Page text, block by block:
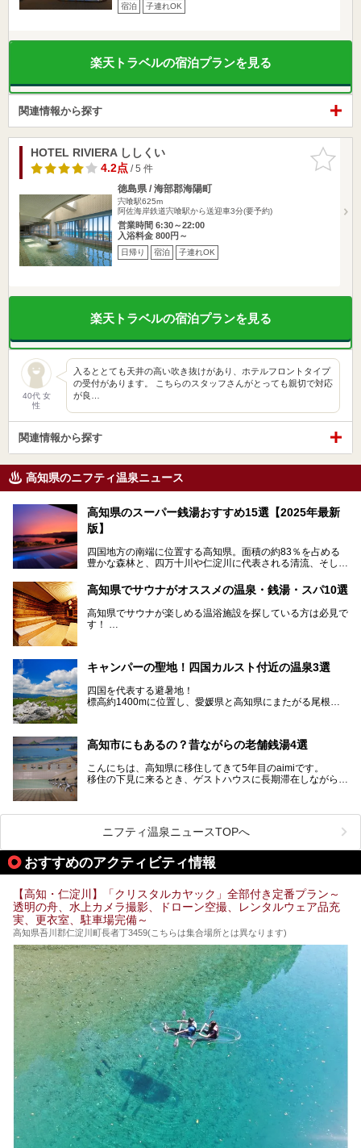
宿泊 子連れOK
楽天トラベルの宿泊プランを見る
関連情報から探す
お気に入
りに追加
HOTEL RIVIERA ししくい
4.2点/ 5 件
徳島県 / 海部郡海陽町
宍喰駅625m
阿佐海岸鉄道宍喰駅から送迎車3分(要予約)
営業時間 6:30～22:00
入浴料金 800円～
日帰り 宿泊 子連れOK
楽天トラベルの宿泊プランを見る
40代 女
性
入るととても天井の高い吹き抜けがあり、ホテルフロントタイプ
の受付があります。 こちらのスタッフさんがとっても親切で対応
が良…
関連情報から探す
高知県のニフティ温泉ニュース
高知県のスーパー銭湯おすすめ15選【2025年最新
版】
四国地方の南端に位置する高知県。面積の約83％を占める
豊かな森林と、四万十川や仁淀川に代表される清流、そして
魅力がぎゅっと詰まった県です。
高知県はまた、カツオのたたきをはじめとする海産物や清流
で育つ川魚、大皿にごちそうがどっさり盛られた皿鉢料理、
柚子などの柑橘類、地酒といったグルメが充実していること
でも知られます。ここでは、温泉とあわせて自然の景観やグ
高知県でサウナがオススメの温泉・銭湯・スパ10選
高知県でサウナが楽しめる温浴施設を探している方は必見で
す！
ぜひこれを読んで高知のサウナ探しの参考してくださいね！
キャンパーの聖地！四国カルスト付近の温泉3選
四国を代表する避暑地！
標高約1400mに位置し、愛媛県と高知県にまたがる尾根沿
が見れる場所。
帰り温泉（お風呂）がありません。
中でもライターおすすめの３つの温泉をご紹介します。
などが問題なければ、温泉に入ってから向かうことをオスス
メします。
なぜなら最寄り温泉でも車で４０分、山を降りていかねばな
りませんからね…！！
もしくは、翌日キャンプ帰りに立ち寄るのもおすすめです。
それでは見ていきましょう。
高知市にもあるの？昔ながらの老舗銭湯4選
こんにちは、高知県に移住してきて5年目のaimiです。
移住の下見に来るとき、ゲストハウスに長期滞在しながら観
高知市というと、高知県の人口の半分が集まっているにぎや
かなイメージがある方も多いかと思いますが、昔ながらの老
舗銭湯がけっこうな数あるのですよ。
規模は小さいながら、元気に営業中なので観光がてら訪問し
てみてはいかがでしょう？
Kですよ♪
それではチェックしてきましょう♪
ニフティ温泉ニュースTOPへ
おすすめのアクティビティ情報
【高知・仁淀川】「クリスタルカヤック」全部付き定番プラン～
透明の舟、水上カメラ撮影、ドローン空撮、レンタルウェア品充
実、更衣室、駐車場完備～
高知県吾川郡仁淀川町長者丁3459(こちらは集合場所とは異なります)